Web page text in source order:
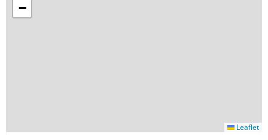
−
Leaflet